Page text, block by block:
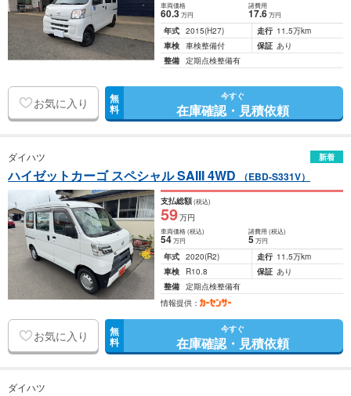
車両価格
60.3万円
諸費用
17.6 万円
年式 2015(H27) 走行 11.5万km
車検 車検整備付 保証 あり
整備 定期点検整備有
お気に入り 無
料
今すぐ
在庫確認・見積依頼
ダイハツ 新着
ハイゼットカーゴ スペシャル SAIII 4WD （EBD-S331V）
支払総額(税込)
59万円
車両価格(税込)
54万円
諸費用 (税込)
5 万円
年式 2020(R2) 走行 11.5万km
車検
R10.8 保証 あり
整備 定期点検整備有
情報提供：
お気に入り 無
料
今すぐ
在庫確認・見積依頼
ダイハツ